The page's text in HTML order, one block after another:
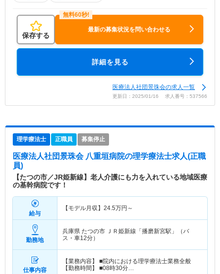
保存する
最新の募集状況を問い合わせる
詳細を見る
医療法人社団景珠会の求人一覧
更新日：2025/01/16 求人番号：537566
理学療法士 正職員 募集停止
医療法人社団景珠会 八重垣病院の理学療法士求人(正職
員)
【たつの市／JR姫新線】老人介護にも力を入れている地域医療
の基幹病院です！
給与
【モデル月収】 24.5万円～
勤務地
兵庫県 たつの市
ＪＲ姫新線「播磨新宮駅」（バ
ス・車12分）
仕事内容
【業務内容】 ■院内における理学療法士業務全般
【勤務時間】 ■08時30分…